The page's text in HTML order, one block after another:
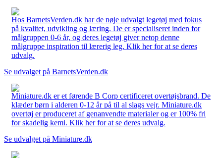
Hos BarnetsVerden.dk har de nøje udvalgt legetøj med fokus
på kvalitet, udvikling og læring. De er specialiseret inden for
målgruppen 0-6 år, og deres legetøj giver netop denne
målgruppe inspiration til lærerig leg. Klik her for at se deres
udvalg.
Se udvalget på BarnetsVerden.dk
Miniature.dk er et førende B Corp certificeret overtøjsbrand. De
klæder børn i alderen 0-12 år på til al slags vejr. Miniature.dk
overtøj er produceret af genanvendte materialer og er 100% fri
for skadelig kemi. Klik her for at se deres udvalg.
Se udvalget på Miniature.dk